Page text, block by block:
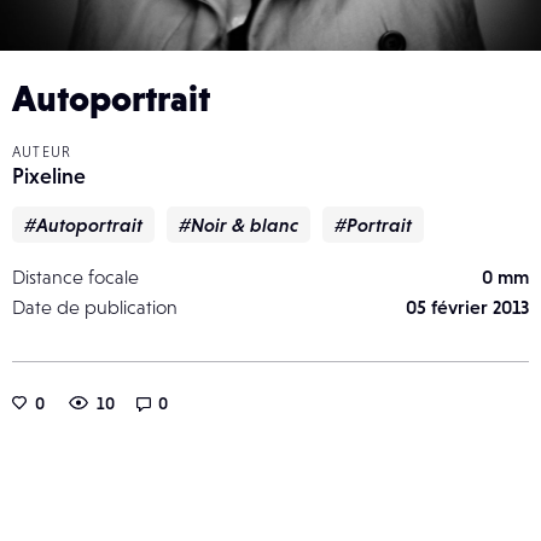
Autoportrait
AUTEUR
Pixeline
#Autoportrait #Noir & blanc #Portrait
Distance focale
0 mm
Date de publication
05 février 2013
0 10 0